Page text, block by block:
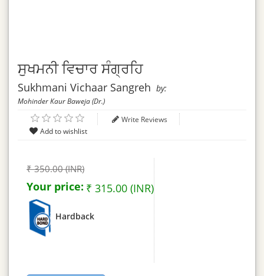
ਸੁਖਮਨੀ ਵਿਚਾਰ ਸੰਗ੍ਰਹਿ
Sukhmani Vichaar Sangreh by:
Mohinder Kaur Baweja (Dr.)
Write Reviews
₹ 350.00 (INR)
Your price: ₹ 315.00 (INR)
Hardback